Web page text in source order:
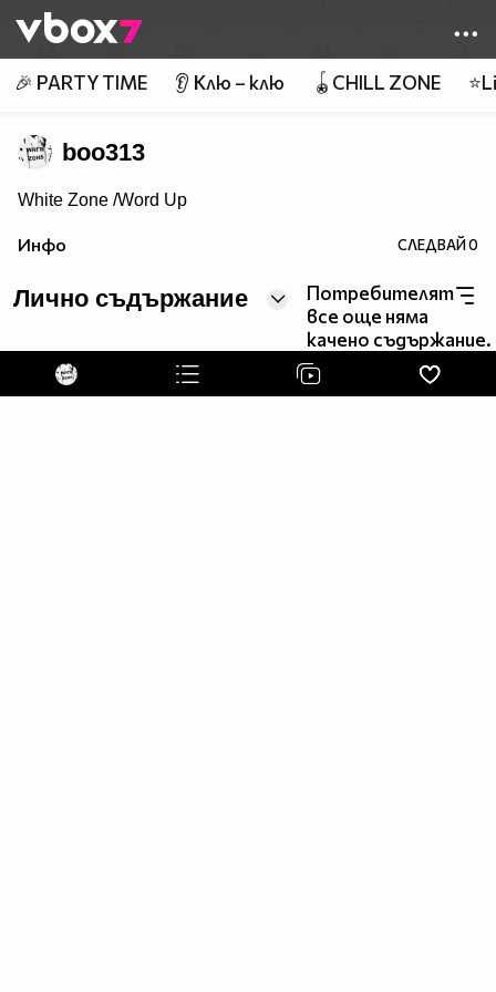
👾
🎉 PARTY TIME 👂 Клю – клю 🪀CHILL ZONE
boo313
White Zone /Word Up
Инфо СЛЕДВАЙ0
Лично съдържание
Потребителят
все още няма
качено съдържание.